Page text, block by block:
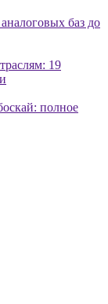
баз до
19
полное